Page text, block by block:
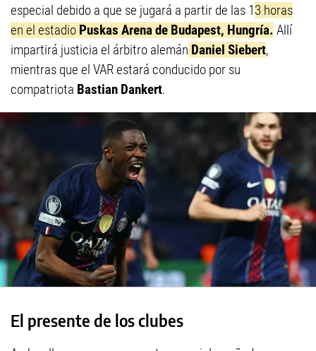
especial debido a que se jugará a partir de las 13 horas
en el estadio Puskas Arena de Budapest, Hungría. Allí
impartirá justicia el árbitro alemán Daniel Siebert,
mientras que el VAR estará conducido por su
compatriota Bastian Dankert.
El presente de los clubes